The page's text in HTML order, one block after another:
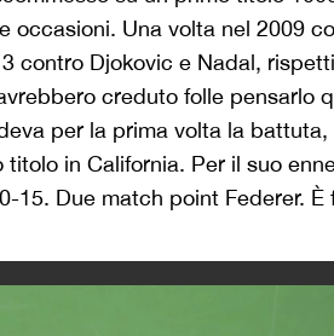
occasioni. Una volta nel 2009
contro Djokovic e Nadal,
creduto folle pensarlo
per la prima volta la
in California. Per il suo
15. Due match point Federer. È